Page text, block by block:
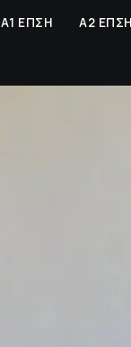
Α1 ΕΠΣΗ Α2 ΕΠΣΗ